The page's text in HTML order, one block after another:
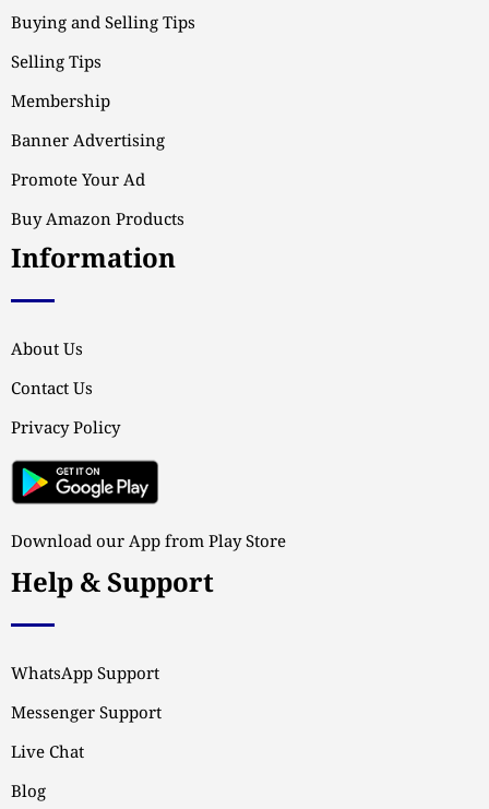
Buying and Selling Tips
Selling Tips
Membership
Banner Advertising
Promote Your Ad
Buy Amazon Products
Information
About Us
Contact Us
Privacy Policy
Download our App from Play Store
Help & Support
WhatsApp Support
Messenger Support
Live Chat
Blog